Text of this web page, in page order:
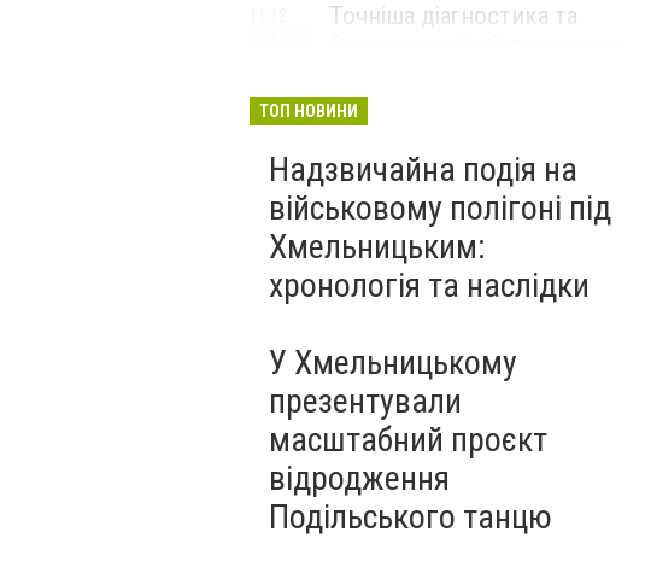
Точніша діагностика та
протипухлинному центрі
запрацював новий
томограф
Паперовий флот замість
Чорноморського: як реальні
втрати Росії перетворилися
на дитячу аплікацію
23:42
27 липня
ТОП НОВИНИ
Надзвичайна подія на
військовому полігоні під
Хмельницьким:
хронологія та наслідки
У Хмельницькому
презентували
масштабний проєкт
відродження
Подільського танцю